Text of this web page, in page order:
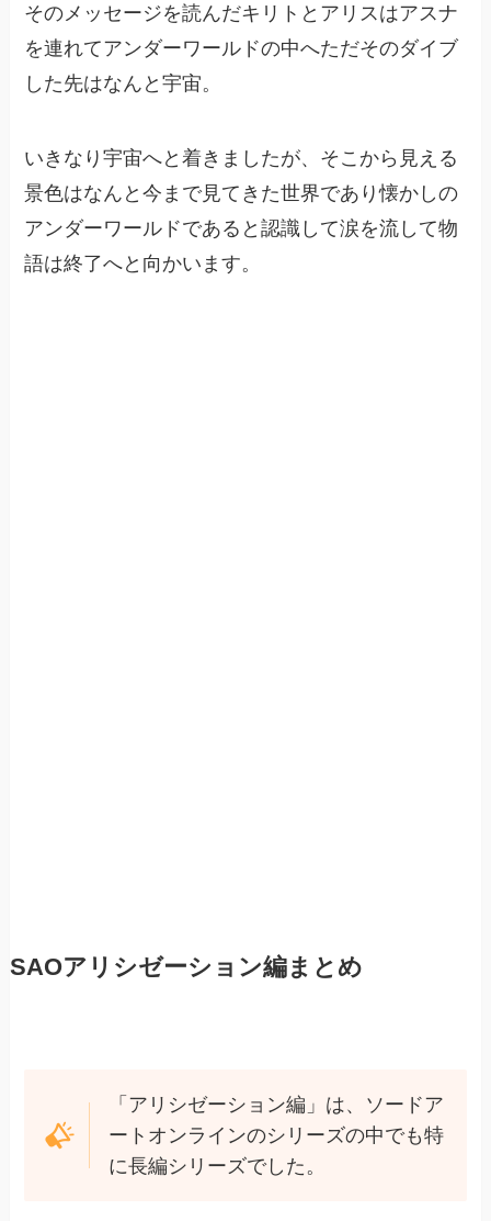
そのメッセージを読んだキリトとアリスはアスナ
を連れてアンダーワールドの中へただそのダイブ
した先はなんと宇宙。
いきなり宇宙へと着きましたが、そこから見える
景色はなんと今まで見てきた世界であり懐かしの
アンダーワールドであると認識して涙を流して物
語は終了へと向かいます。
SAOアリシゼーション編まとめ
「アリシゼーション編」は、ソードア
ートオンラインのシリーズの中でも特
に長編シリーズでした。